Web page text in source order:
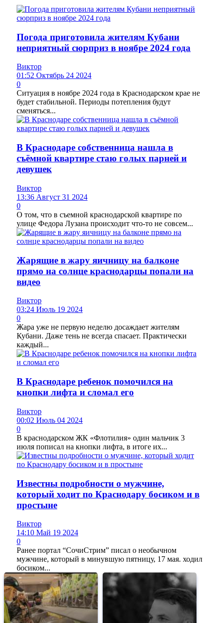
Погода приготовила жителям Кубани
неприятный сюрприз в ноябре 2024 года
Виктор
01:52 Октябрь 24 2024
0
Ситуация в ноябре 2024 года в Краснодарском крае не
будет стабильной. Периоды потепления будут
сменяться...
В Краснодаре собственница нашла в
съёмной квартире стаю голых парней и
девушек
Виктор
13:36 Август 31 2024
0
О том, что в съемной краснодарской квартире по
улице Федора Лузана происходит что-то не совсем...
Жарящие в жару яичницу на балконе
прямо на солнце краснодарцы попали на
видео
Виктор
03:24 Июль 19 2024
0
Жара уже не первую неделю досаждает жителям
Кубани. Даже тень не всегда спасает. Практически
каждый...
В Краснодаре ребенок помочился на
кнопки лифта и сломал его
Виктор
00:02 Июль 04 2024
0
В краснодарском ЖК «Флотилия» один мальчик 3
июля пописал на кнопки лифта, в итоге их...
Известны подробности о мужчине,
который ходит по Краснодару босиком и в
простыне
Виктор
14:10 Май 19 2024
0
Ранее портал “СочиСтрим” писал о необычном
мужчине, который в минувшую пятницу, 17 мая. ходил
босиком...